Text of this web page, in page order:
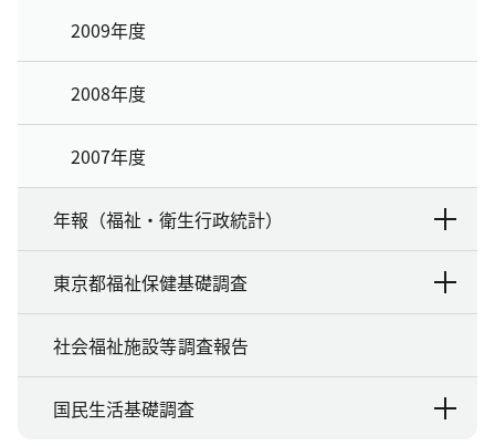
2009年度
2008年度
2007年度
年報（福祉・衛生行政統計）
東京都福祉保健基礎調査
社会福祉施設等調査報告
国民生活基礎調査